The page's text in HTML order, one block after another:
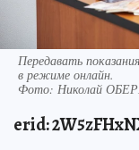
Передавать
в режиме онлайн.
Фото: Николай
erid: